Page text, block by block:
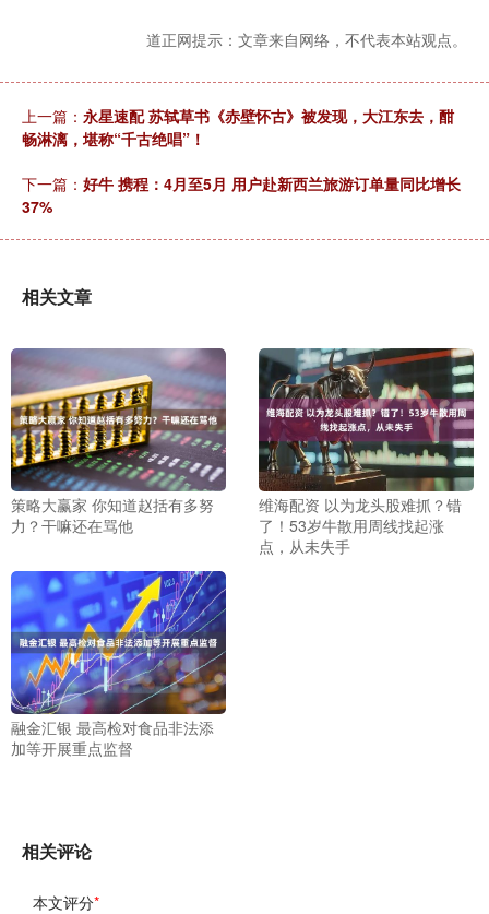
道正网提示：文章来自网络，不代表本站观点。
上一篇： 永星速配 苏轼草书《赤壁怀古》被发现，大江东去，酣
畅淋漓，堪称“千古绝唱”！
下一篇： 好牛 携程：4月至5月 用户赴新西兰旅游订单量同比增长
37%
相关文章
策略大赢家 你知道赵括有多努
力？干嘛还在骂他
维海配资 以为龙头股难抓？错
了！53岁牛散用周线找起涨
点，从未失手
融金汇银 最高检对食品非法添
加等开展重点监督
相关评论
本文评分*